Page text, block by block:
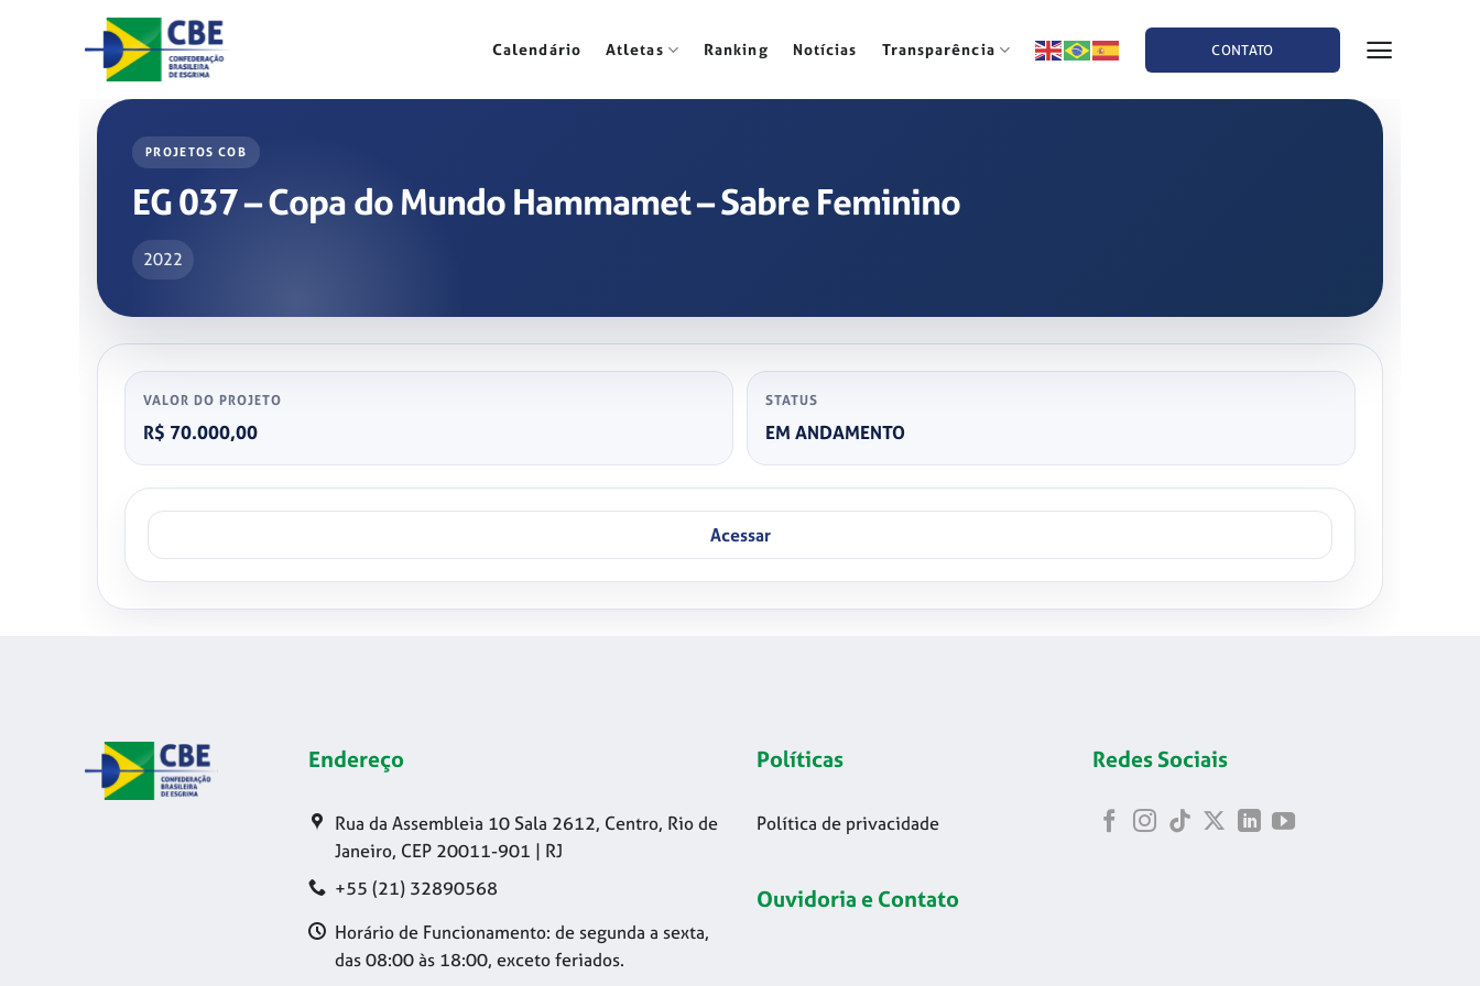
Calendário Atletas Ranking Notícias Transparência CONTATO
PROJETOS COB
EG 037 – Copa do Mundo Hammamet – Sabre Feminino
2022
VALOR DO PROJETO
R$ 70.000,00
STATUS
EM ANDAMENTO
Acessar
Endereço
Rua da Assembleia 10 Sala 2612, Centro, Rio de
Janeiro, CEP 20011-901 | RJ
+55 (21) 32890568
Horário de Funcionamento: de segunda a sexta,
das 08:00 às 18:00, exceto feriados.
Políticas
Política de privacidade
Ouvidoria e Contato
Redes Sociais